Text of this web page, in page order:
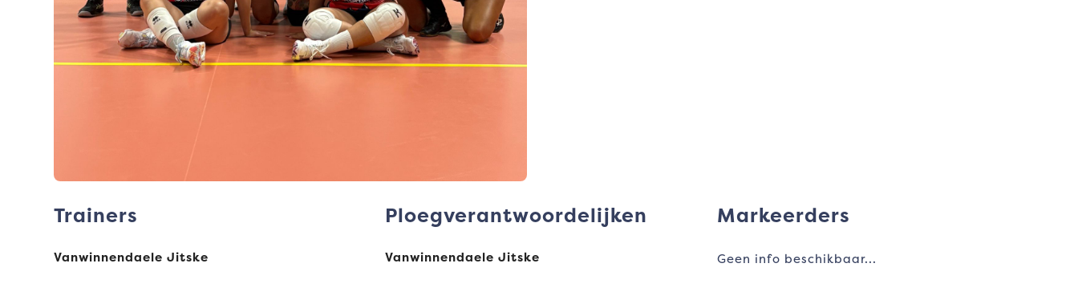
Trainers
Vanwinnendaele Jitske
Ploegverantwoordelijken
Vanwinnendaele Jitske
Markeerders
Geen info beschikbaar...